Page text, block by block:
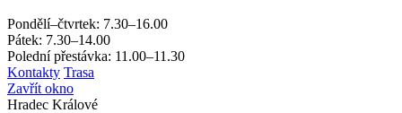
Pondělí–čtvrtek: 7.30–16.00
Pátek: 7.30–14.00
Polední přestávka: 11.00–11.30
Kontakty Trasa
Zavřít okno
Hradec Králové